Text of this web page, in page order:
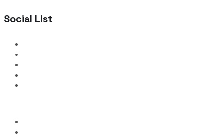
Social List